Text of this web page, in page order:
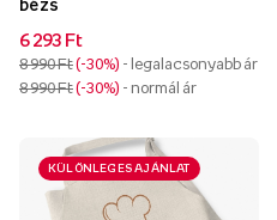
bézs
6 293 Ft
8 990 Ft -30% - legalacsonyabb ár
8 990 Ft -30% - normál ár
KÜLÖNLEGES AJÁNLAT